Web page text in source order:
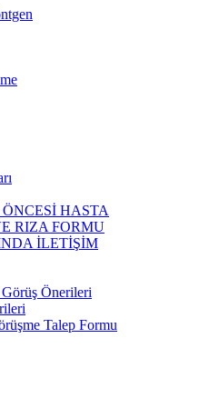
HASTA
RIZA FORMU
İLETİŞİM
Görüş Önerileri
Talep Formu